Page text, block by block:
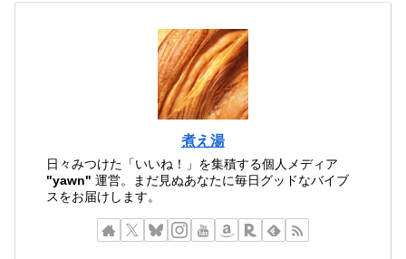
煮え湯
日々みつけた「いいね！」を集積する個人メディア
"yawn" 運営。まだ見ぬあなたに毎日グッドなバイブ
スをお届けします。